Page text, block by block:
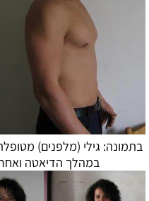
בתמונה: גילי (מלפנים)
במהלך הדיאטה